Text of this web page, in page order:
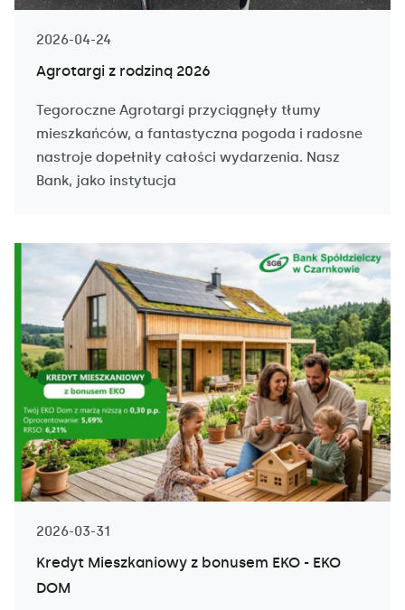
2026-04-24
Agrotargi z rodziną 2026
Tegoroczne Agrotargi przyciągnęły tłumy
mieszkańców, a fantastyczna pogoda i radosne
nastroje dopełniły całości wydarzenia. Nasz
Bank, jako instytucja
2026-03-31
Kredyt Mieszkaniowy z bonusem EKO - EKO
DOM